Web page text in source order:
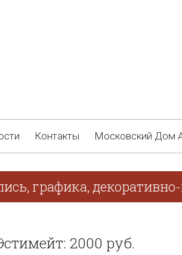
Контакты Московский Дом
графика, декоративно-
2000 руб.